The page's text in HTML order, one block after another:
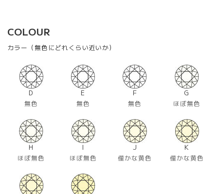
COLOUR
カラー（無色にどれくらい近いか）
D
無色
E
無色
F
無色
G
ほぼ無色
H
ほぼ無色
I
ほぼ無色
J
僅かな黄色
K
僅かな黄色